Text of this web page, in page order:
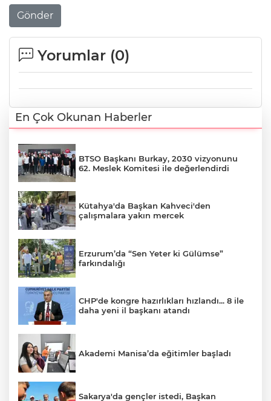
Gönder
Yorumlar (0)
En Çok Okunan Haberler
BTSO Başkanı Burkay, 2030 vizyonunu
62. Meslek Komitesi ile değerlendirdi
Kütahya'da Başkan Kahveci'den
çalışmalara yakın mercek
Erzurum’da “Sen Yeter ki Gülümse”
farkındalığı
CHP'de kongre hazırlıkları hızlandı... 8 ile
daha yeni il başkanı atandı
Akademi Manisa’da eğitimler başladı
Sakarya'da gençler istedi, Başkan